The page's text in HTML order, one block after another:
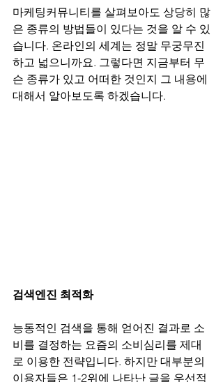
마케팅커뮤니티를 살펴보아도 상당히 많
은 종류의 방법들이 있다는 것을 알 수 있
습니다. 온라인의 세계는 정말 무궁무진
하고 넓으니까요. 그렇다면 지금부터 무
슨 종류가 있고 어떠한 것인지 그 내용에
대해서 알아보도록 하겠습니다.
검색엔진 최적화
능동적인 검색을 통해 얻어진 결과로 소
비를 결정하는 요즘의 소비심리를 제대
로 이용한 전략입니다. 하지만 대부분의
이용자들은 1-2위에 나타난 글을 우선적